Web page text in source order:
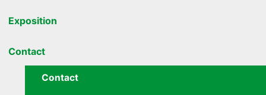
Exposition
Contact
Contact